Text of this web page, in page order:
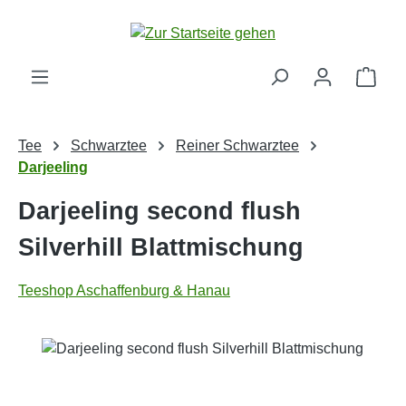
Zum Hauptinhalt springen
Tee Schwarztee
Reiner Schwarztee
Darjeeling
Darjeeling second flush
Silverhill Blattmischung
Teeshop Aschaffenburg & Hanau
Bildergalerie überspringen